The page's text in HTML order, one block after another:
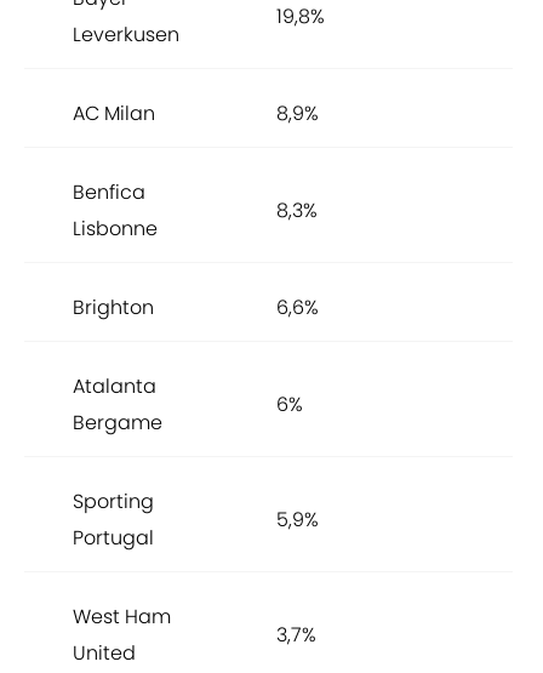
Leverkusen
19,8%
AC Milan 8,9%
Benfica
Lisbonne
8,3%
Brighton 6,6%
Atalanta
Bergame
6%
Sporting
Portugal
5,9%
West Ham
United
3,7%